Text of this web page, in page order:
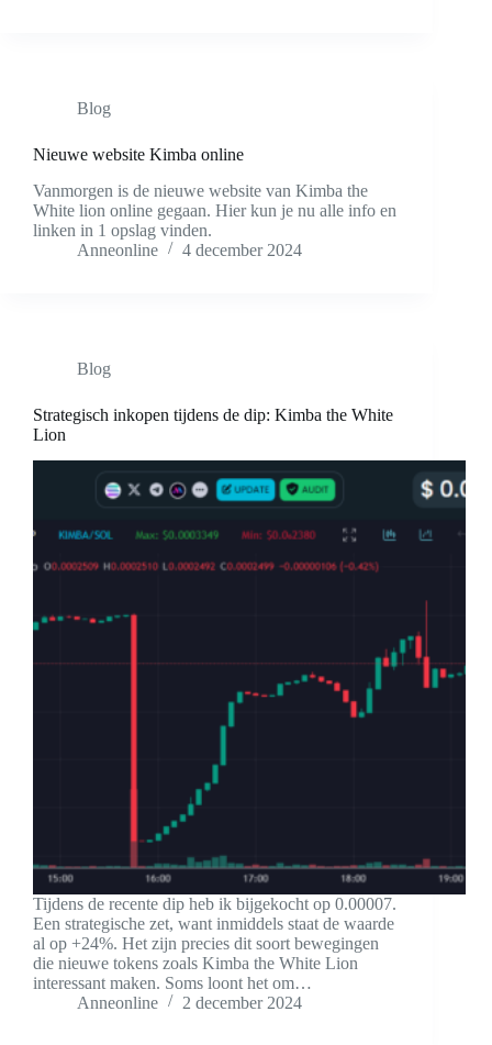
Blog
Nieuwe website Kimba online
Vanmorgen is de nieuwe website van Kimba the
White lion online gegaan. Hier kun je nu alle info en
linken in 1 opslag vinden.
Anneonline
4 december 2024
Blog
Strategisch inkopen tijdens de dip: Kimba the White
Lion
Tijdens de recente dip heb ik bijgekocht op 0.00007.
Een strategische zet, want inmiddels staat de waarde
al op +24%. Het zijn precies dit soort bewegingen
die nieuwe tokens zoals Kimba the White Lion
interessant maken. Soms loont het om…
Anneonline
2 december 2024